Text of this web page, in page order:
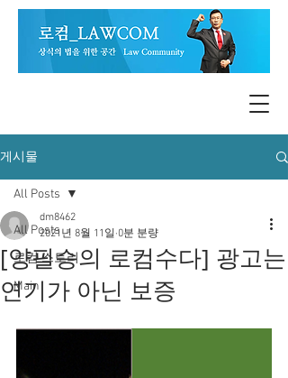
게시물
All Posts
로컴 스토리
Main
All Posts
[양필승의 로컴수다] 광고는
연기가 아닌 보증
dm8462
2021년 8월 11일 0분 분량